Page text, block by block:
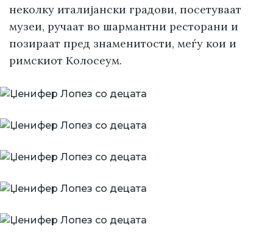
неколку италијански градови, посетуваат
музеи, ручаат во шармантни ресторани и
позираат пред знаменитости, меѓу кои и
римскиот Колосеум.